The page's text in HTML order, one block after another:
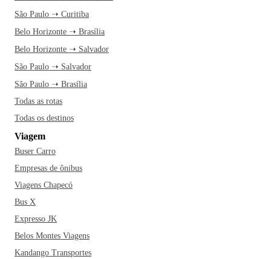
São Paulo ➝ Curitiba
Belo Horizonte ➝ Brasília
Belo Horizonte ➝ Salvador
São Paulo ➝ Salvador
São Paulo ➝ Brasília
Todas as rotas
Todas os destinos
Viagem
Buser Carro
Empresas de ônibus
Viagens Chapecó
Bus X
Expresso JK
Belos Montes Viagens
Kandango Transportes